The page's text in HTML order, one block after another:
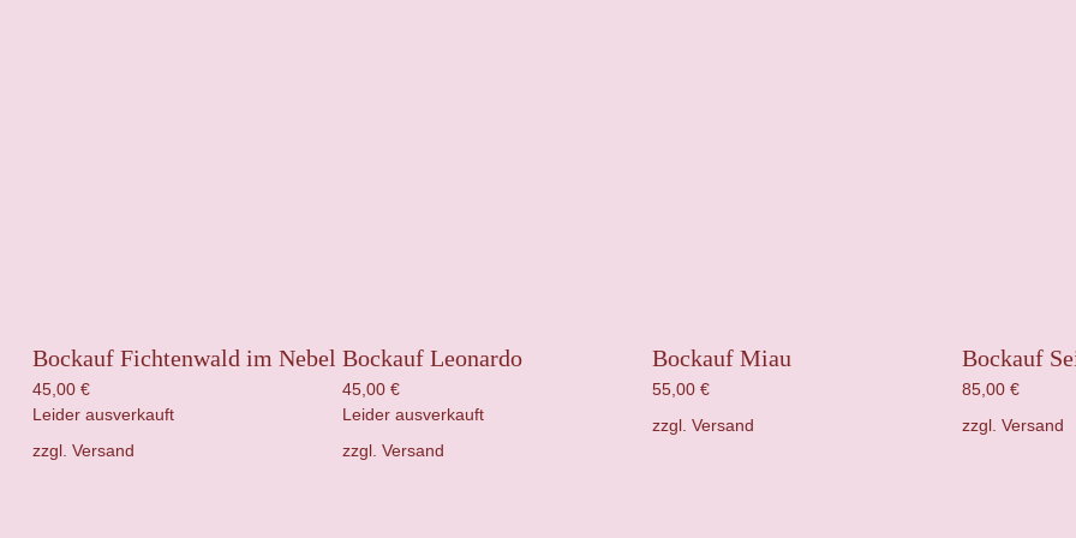
Bockauf Fichtenwald im Nebel
45,00 €
Leider ausverkauft
zzgl. Versand
Bockauf Leonardo
45,00 €
Leider ausverkauft
zzgl. Versand
Bockauf Miau
55,00 €
zzgl. Versand
Bockauf
85,00€
zzgl.Versand